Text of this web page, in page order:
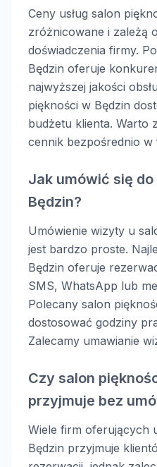
Ceny usług salon
zróżnicowane i zależą
doświadczenia firmy.
Będzin oferuje
najwyższej jakości
piękności w Będzin
budżetu klienta. Warto
cennik bezpośrednio w
Jak umówić się
Będzin?
Umówienie wizyty u
jest bardzo proste.
Będzin oferuje
SMS, WhatsApp lub
Polecany salon
dostosować godziny
Zalecamy umawianie
Czy salon
przyjmuje bez
Wiele firm oferujących
Będzin przyjmuje